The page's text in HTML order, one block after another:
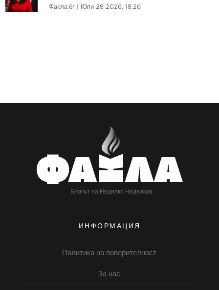
Факла.бг | Юли 28 2026, 18:26
Блогът на Недялко Недялков
ИНФОРМАЦИЯ
Политика на поверителност
За нас